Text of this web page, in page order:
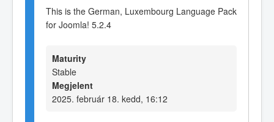
This is the German, Luxembourg Language Pack
for Joomla! 5.2.4
Maturity
Stable
Megjelent
2025. február 18. kedd, 16:12